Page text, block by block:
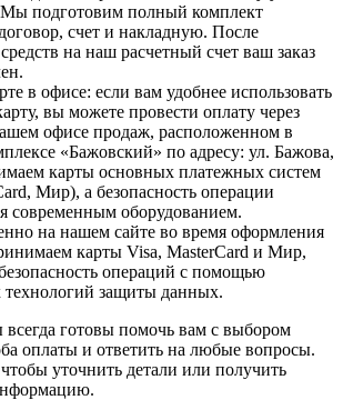
подготовим полный комплект
счет и накладную. После
на наш расчетный счет ваш заказ
в офисе: если вам удобнее использовать
вы можете провести оплату через
офисе продаж, расположенном в
«Бажовский» по адресу: ул. Бажова,
карты основных платежных систем
Мир), а безопасность операции
современным оборудованием.
на нашем сайте во время оформления
карты Visa, MasterCard и Мир,
операций с помощью
защиты данных.
готовы помочь вам с выбором
оплаты и ответить на любые вопросы.
уточнить детали или получить